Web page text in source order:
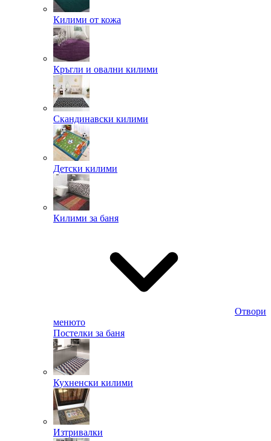
Килими от кожа
Кръгли и овални килими
Скандинавски килими
Детски килими
Килими за баня
Отвори
менюто
Постелки за баня
Кухненски килими
Изтривалки